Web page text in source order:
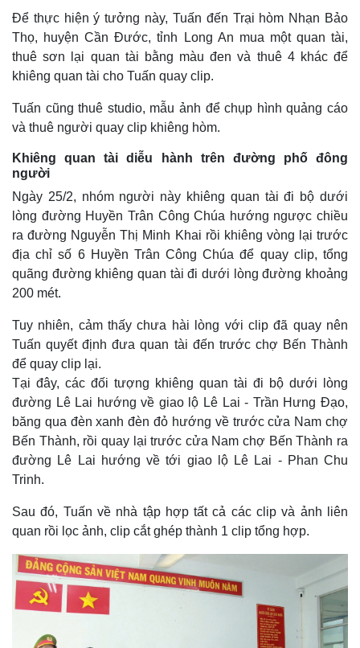
Kinh tế
Bất động sản
Khởi nghiệp
Thị trường
Giá vàng
Tiêu dùng
Giá cà phê
Để thực hiện ý tưởng này, Tuấn đến Trại hòm Nhạn Bảo
Thọ, huyện Cần Đước, tỉnh Long An mua một quan tài,
thuê sơn lại quan tài bằng màu đen và thuê 4 khác để
khiêng quan tài cho Tuấn quay clip.
Tuấn cũng thuê studio, mẫu ảnh để chụp hình quảng cáo
và thuê người quay clip khiêng hòm.
Khiêng quan tài diễu hành trên đường phố đông
người
Ngày 25/2, nhóm người này khiêng quan tài đi bộ dưới
lòng đường Huyền Trân Công Chúa hướng ngược chiều
ra đường Nguyễn Thị Minh Khai rồi khiêng vòng lại trước
địa chỉ số 6 Huyền Trân Công Chúa để quay clip, tổng
quãng đường khiêng quan tài đi dưới lòng đường khoảng
200 mét.
Tuy nhiên, cảm thấy chưa hài lòng với clip đã quay nên
Tuấn quyết định đưa quan tài đến trước chợ Bến Thành
để quay clip lại.
Tại đây, các đối tượng khiêng quan tài đi bộ dưới lòng
đường Lê Lai hướng về giao lộ Lê Lai - Trần Hưng Đạo,
băng qua đèn xanh đèn đỏ hướng về trước cửa Nam chợ
Bến Thành, rồi quay lại trước cửa Nam chợ Bến Thành ra
đường Lê Lai hướng về tới giao lộ Lê Lai - Phan Chu
Trinh.
Sau đó, Tuấn về nhà tập hợp tất cả các clip và ảnh liên
quan rồi lọc ảnh, clip cắt ghép thành 1 clip tổng hợp.